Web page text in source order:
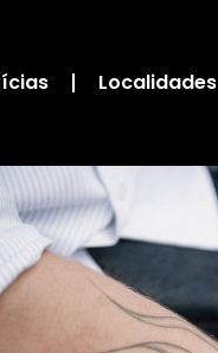
Localidades